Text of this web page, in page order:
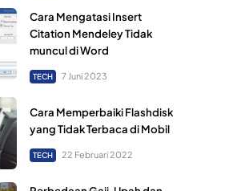
Cara Mengatasi Insert
Citation Mendeley Tidak
muncul di Word
TECH 7 Juni 2023
Cara Memperbaiki Flashdisk
yang Tidak Terbaca di Mobil
TECH 22 Februari 2022